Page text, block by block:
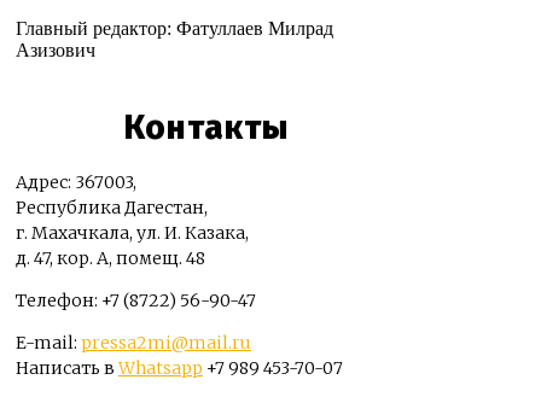
Главный редактор: Фатуллаев Милрад
Азизович
Контакты
Адрес: 367003,
Республика Дагестан,
г. Махачкала, ул. И. Казака,
д. 47, кор. А, помещ. 48
Телефон: +7 (8722) 56-90-47
E-mail: pressa2mi@mail.ru
Написать вWhatsapp +7 989 453-70-07